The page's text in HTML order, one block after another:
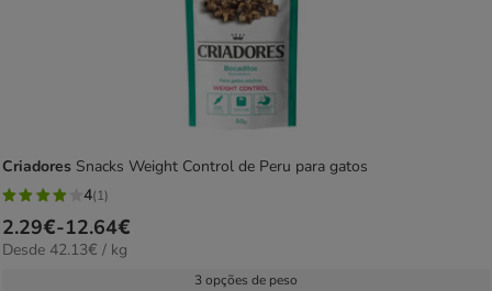
Criadores Snacks Weight Control de Peru para gatos
4
estrelas
com
4(1)
Preço
de
2.29€-12.64€
42.13€
Desde 42.13€ / kg
3 opções de peso